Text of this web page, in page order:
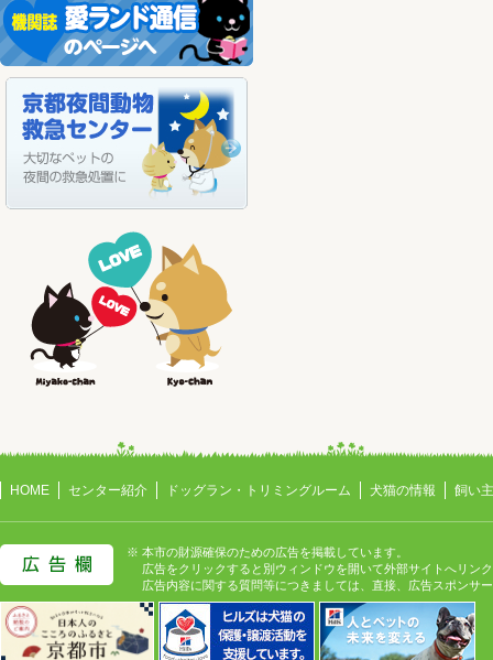
HOME センター紹介 ドッグラン・トリミングルーム 犬猫の情報 飼い
※ 本市の財源確保のための広告を掲載しています。
広告をクリックすると別ウィンドウを開いて外部サイトへリン
広告内容に関する質問等につきましては、直接、広告スポンサ